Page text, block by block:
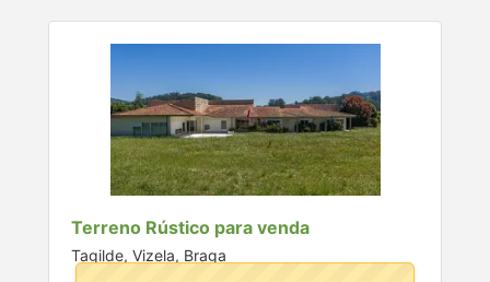
Terreno Rústico para venda
Tagilde, Vizela, Braga